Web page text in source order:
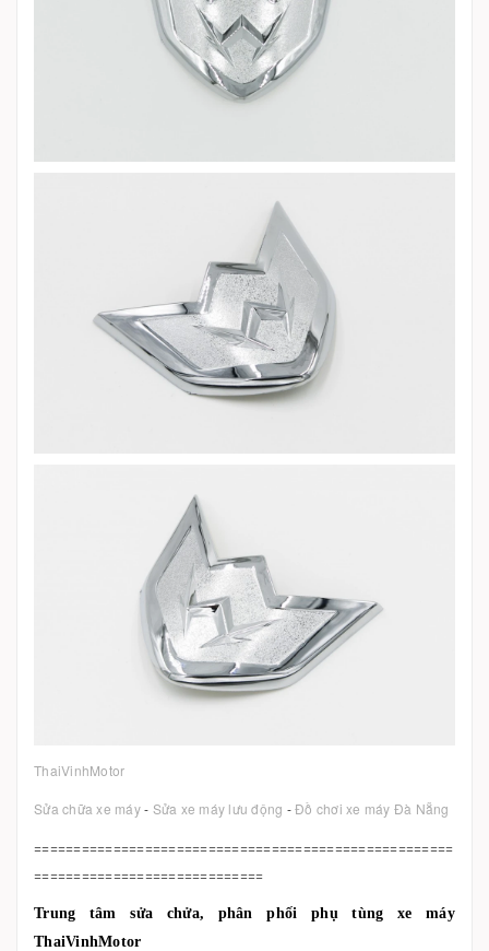
ThaiVinhMotor
Sửa chữa xe máy- Sửa xe máy lưu động -Đồ chơi xe máy Đà Nẵng
=====================================================
=============================
Trung tâm sửa chửa, phân phối phụ tùng xe máy
ThaiVinhMotor